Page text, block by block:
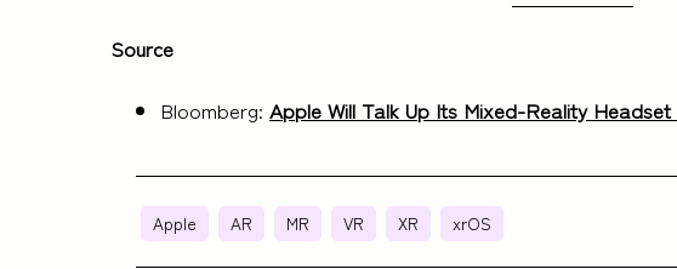
Source
Bloomberg: Apple Will Talk Up Its Mixed-Reality Headset
Apple AR MR VR XR xrOS